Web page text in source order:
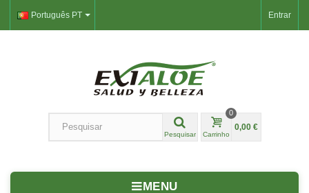
Entrar
Português PT
Pesquisar Carrinho
0
0,00 €
MENU